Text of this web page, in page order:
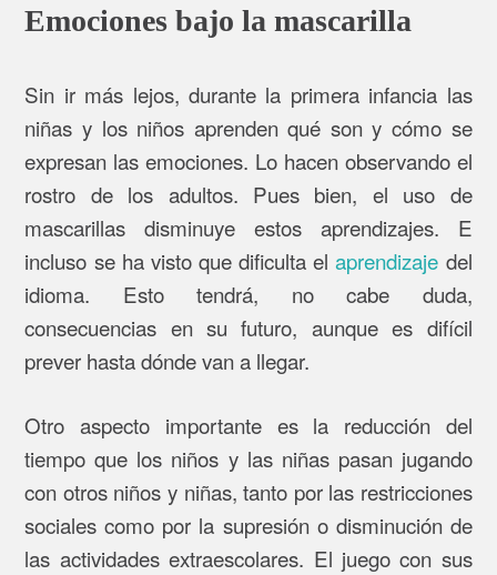
Emociones bajo la mascarilla
Sin ir más lejos, durante la primera infancia las
niñas y los niños aprenden qué son y cómo se
expresan las emociones. Lo hacen observando el
rostro de los adultos. Pues bien, el uso de
mascarillas disminuye estos aprendizajes. E
incluso se ha visto que dificulta elaprendizaje del
idioma. Esto tendrá, no cabe duda,
consecuencias en su futuro, aunque es difícil
prever hasta dónde van a llegar.
Otro aspecto importante es la reducción del
tiempo que los niños y las niñas pasan jugando
con otros niños y niñas, tanto por las restricciones
sociales como por la supresión o disminución de
las actividades extraescolares. El juego con sus